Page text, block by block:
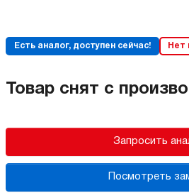
Есть аналог, доступен сейчас! Нет
Товар снят с
Запросить
Посмотреть